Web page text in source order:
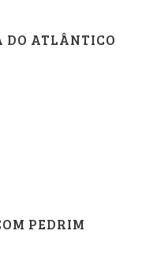
DO ATLÂNTICO
PEDRIM